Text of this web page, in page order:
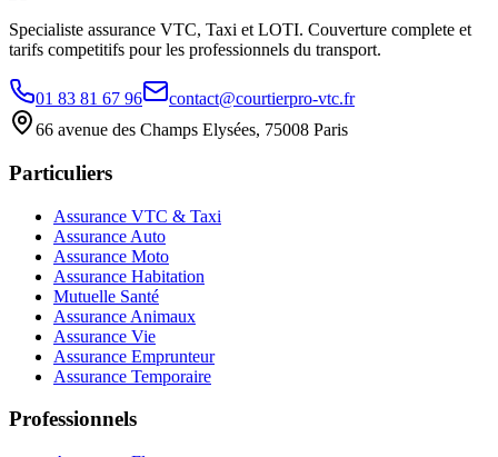
Specialiste assurance VTC, Taxi et LOTI. Couverture complete et
tarifs competitifs pour les professionnels du transport.
01 83 81 67 96
contact@courtierpro-vtc.fr
66 avenue des Champs Elysées, 75008 Paris
Particuliers
Assurance VTC & Taxi
Assurance Auto
Assurance Moto
Assurance Habitation
Mutuelle Santé
Assurance Animaux
Assurance Vie
Assurance Emprunteur
Assurance Temporaire
Professionnels